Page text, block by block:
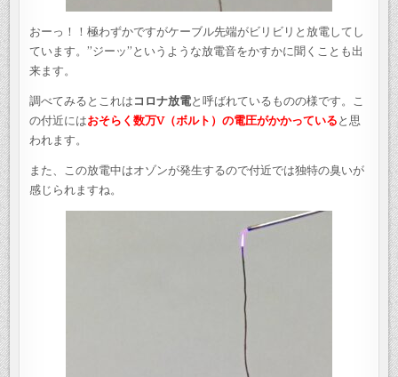
おーっ！！極わずかですがケーブル先端がビリビリと放電してし
ています。”ジーッ”というような放電音をかすかに聞くことも出
来ます。
調べてみるとこれは コロナ放電と呼ばれているものの様です。こ
の付近にはおそらく数万V（ボルト）の電圧がかかっている と思
われます。
また、この放電中はオゾンが発生するので付近では独特の臭いが
感じられますね。